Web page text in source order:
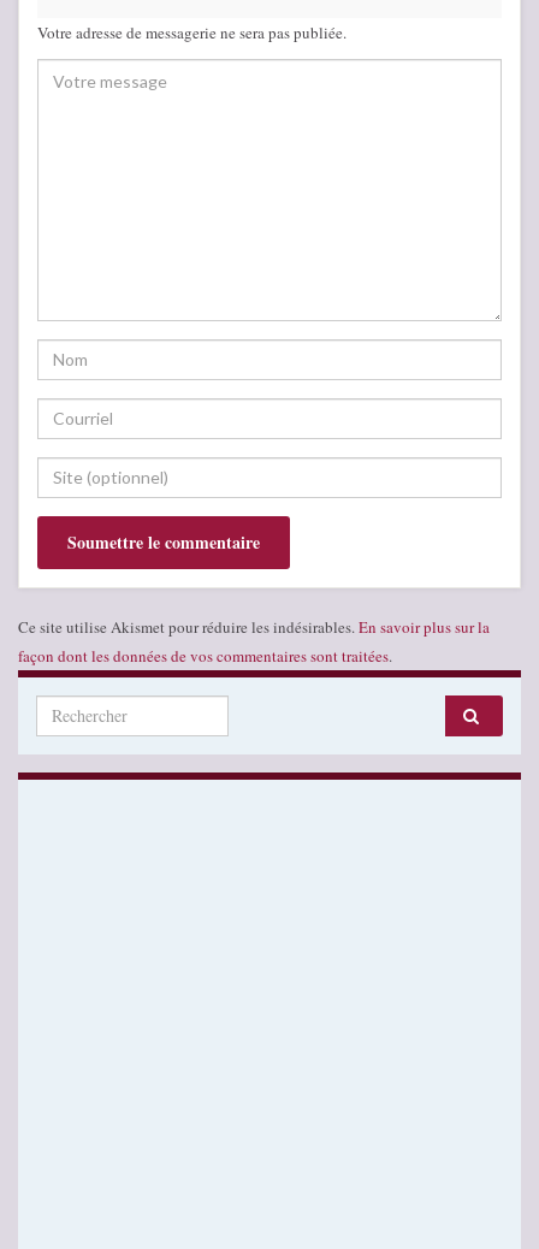
Votre adresse de messagerie ne sera pas publiée.
Ce site utilise Akismet pour réduire les indésirables. En savoir plus sur la
façon dont les données de vos commentaires sont traitées.
Search for: